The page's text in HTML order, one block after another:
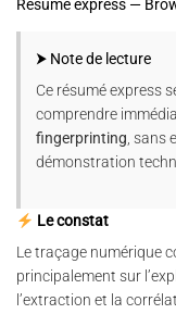
Résumé express —
⮞ Note de lecture
Ce résumé express
comprendre
fingerprinting , sans
démonstration
Le constat
Le traçage numérique
principalement sur
l’extraction et la